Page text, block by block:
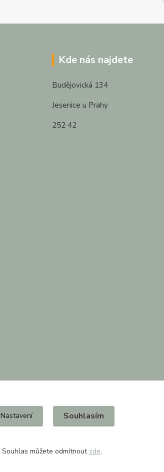
Kde nás najdete
Budějovická 134
Jesenice u Prahy
252 42
Nastavení Souhlasím
Souhlas můžete odmítnout zde.